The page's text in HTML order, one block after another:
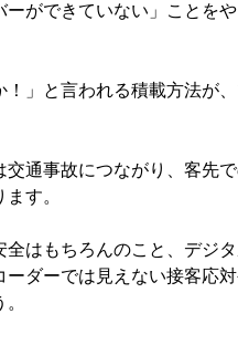
ーができていない」ことを
！」と言われる積載方法が
交通事故につながり、客先
す。
全はもちろんのこと、デジ
ーダーでは見えない接客応